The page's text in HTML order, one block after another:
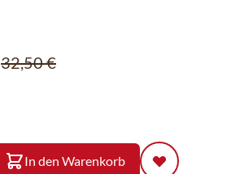
32,50 €
In den Warenkorb